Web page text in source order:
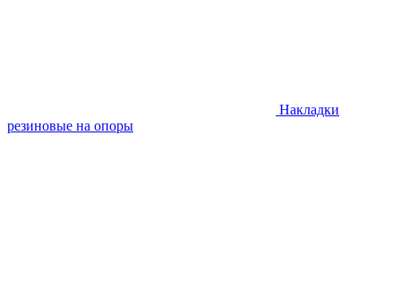
Накладки
резиновые на опоры